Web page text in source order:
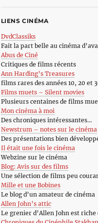
LIENS CINÉMA
DvdClassiks
Fait la part belle au cinéma
Abus de Ciné
Critiques de films récents
Ann Harding’s Treasures
films rares des années 10, 20 et
Films muets – Silent movies
Plusieurs centaines de films
Mon cinéma à moi
Des chroniques intéressantes…
Newstrum – notes sur le cinéma
Des présentations bien
Il était une fois le cinéma
Webzine sur le cinéma
Blog: Avis sur des films
Une sélection de films peu
Mille et une Bobines
Le blog d’un amateur de cinéma
Allen John’s attic
Le grenier d’Allen John est riche